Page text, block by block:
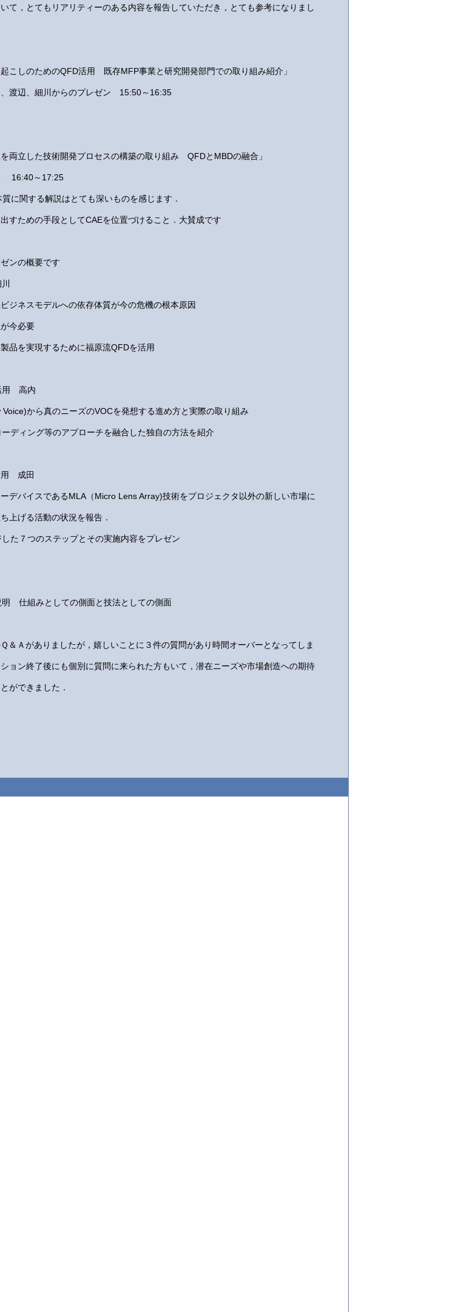
て，とてもリアリティーのある内容を報告していただき，とても参考になりまし
こしのためのQFD活用 既存MFP事業と研究開発部門での取り組み紹介」
渡辺、細川からのプレゼン 15:50～16:35
両立した技術開発プロセスの構築の取り組み QFDとMBDの融合」
16:40～17:25
に関する解説はとても深いものを感じます．
すための手段としてCAEを位置づけること．大賛成です
ンの概要です
ジネスモデルへの依存体質が今の危機の根本原因
今必要
品を実現するために福原流QFDを活用
用 高内
から真のニーズのVOCを発想する進め方と実際の取り組み
ディング等のアプローチを融合した独自の方法を紹介
用 成田
デバイスであるMLA（Micro Lens Array)技術をプロジェクタ以外の新しい市場に
上げる活動の状況を報告．
た７つのステップとその実施内容をプレゼン
明 仕組みとしての側面と技法としての側面
＆Ａがありましたが，嬉しいことに３件の質問があり時間オーバーとなってしま
ョン終了後にも個別に質問に来られた方もいて，潜在ニーズや市場創造への期待
ができました．